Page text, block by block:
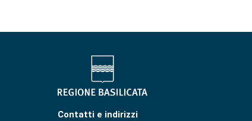
Contatti e indirizzi